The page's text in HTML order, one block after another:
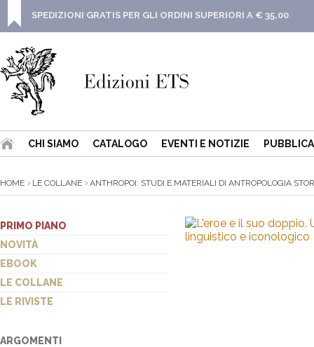
SPEDIZIONI GRATIS PER GLI ORDINI SUPERIORI A € 35,00
CHI SIAMO CATALOGO EVENTI E NOTIZIE
HOME LE COLLANE ANTHROPOI. STUDI E MATERIALI DI ANTROPOLOGIA
PRIMO PIANO
NOVITÀ
EBOOK
LE COLLANE
LE RIVISTE
ARGOMENTI